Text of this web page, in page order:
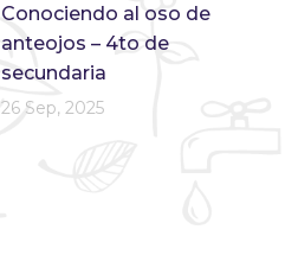
Conociendo al oso de
anteojos – 4to de
secundaria
26 Sep, 2025